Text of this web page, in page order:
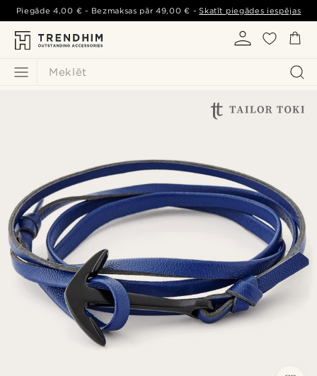
Meklēt
Piegāde4,00 € - Bezmaksas pār49,00 € -Skatīt piegādes iespējas